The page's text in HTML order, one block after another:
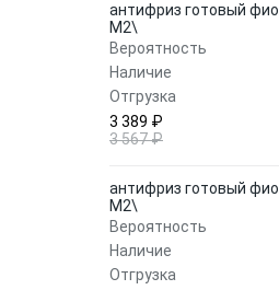
антифриз готовый
M2\
Вероятность
Наличие
Отгрузка
3 389 ₽
3 567 ₽
антифриз готовый
M2\
Вероятность
Наличие
Отгрузка